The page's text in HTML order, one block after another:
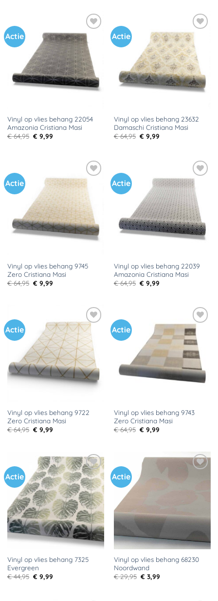
Actie
Toevoegen
aan
verlanglijst
Vinyl op vlies behang 22054
Amazonia Cristiana Masi
€64,95 Oorspronkelijke
prijs
€ 9,99Huidige
Actie
Toevoegen
aan
verlanglijst
Vinyl op vlies behang 23632
Damaschi Cristiana Masi
€64,95 Oorspronkelijke
prijs
€ 9,99Huidige
Actie
Toevoegen
aan
verlanglijst
Vinyl op vlies behang 9745
Zero Cristiana Masi
€64,95 Oorspronkelijke
prijs
€ 9,99Huidige
Actie
Toevoegen
aan
verlanglijst
Vinyl op vlies behang 22039
Amazonia Cristiana Masi
€64,95 Oorspronkelijke
prijs
€ 9,99Huidige
Actie
Toevoegen
aan
verlanglijst
Vinyl op vlies behang 9722
Zero Cristiana Masi
€64,95 Oorspronkelijke
prijs
€ 9,99Huidige
Actie
Toevoegen
aan
verlanglijst
Vinyl op vlies behang 9743
Zero Cristiana Masi
€64,95 Oorspronkelijke
prijs
€ 9,99Huidige
Actie
Toevoegen
aan
verlanglijst
Vinyl op vlies behang 7325
Evergreen
€44,95 Oorspronkelijke
prijs
€ 9,99Huidige
Actie
Vinyl op vlies behang 68230
Noordwand
€29,95 Oorspronkelijke
prijs
€ 3,99Huidige